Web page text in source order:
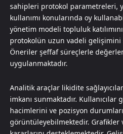
sahipleri protokol parametreleri,
kullanımı konularında oy
yönetim modeli topluluk
protokolün uzun vadeli
Öneriler şeffaf süreçlerle
uygulanmaktadır.
Analitik araçlar likidite
imkanı sunmaktadır.
hacimlerini ve pozisyon
görüntüleyebilmektedir. Grafikler